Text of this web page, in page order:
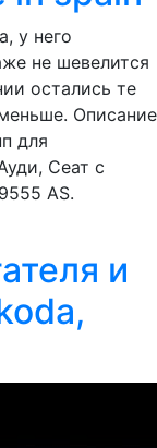
у него
не шевелится
остались те
Описание
для
Сеат с
AS.
и